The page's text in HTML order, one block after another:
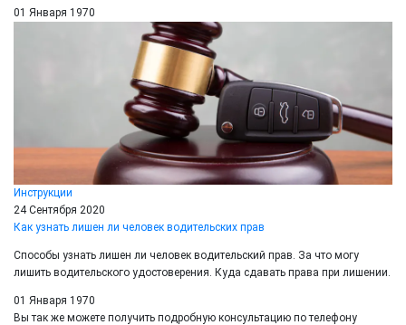
01 Января 1970
Инструкции
24 Сентября 2020
Как узнать лишен ли человек водительских прав
Способы узнать лишен ли человек водительский прав. За что могу
лишить водительского удостоверения. Куда сдавать права при лишении.
01 Января 1970
Вы так же можете получить подробную консультацию по телефону